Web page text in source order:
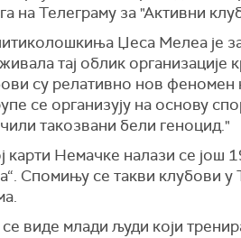
на Телеграму за "Активни
Џеса Мелеа је
тај облик организације
су релативно нов феномен
се организују на основу
такозвани бели геноцид."
карти Немачке налази се још
Спомињу се такви клубови у
виде млади људи који